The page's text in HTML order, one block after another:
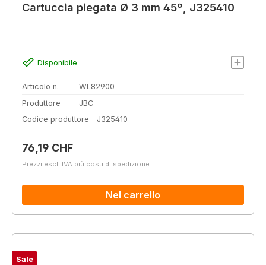
Cartuccia piegata Ø 3 mm 45º, J325410
Disponibile
Articolo n.
WL82900
Produttore
JBC
Codice produttore
J325410
Prezzo normale:
76,19 CHF
Prezzi escl. IVA più costi di spedizione
Nel carrello
Sale